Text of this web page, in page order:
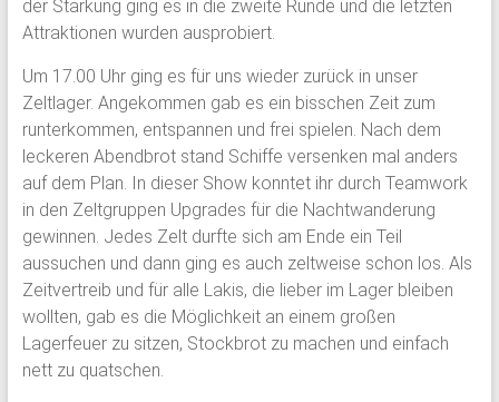
der Stärkung ging es in die zweite Runde und die letzten
Attraktionen wurden ausprobiert.
Um 17.00 Uhr ging es für uns wieder zurück in unser
Zeltlager. Angekommen gab es ein bisschen Zeit zum
runterkommen, entspannen und frei spielen. Nach dem
leckeren Abendbrot stand Schiffe versenken mal anders
auf dem Plan. In dieser Show konntet ihr durch Teamwork
in den Zeltgruppen Upgrades für die Nachtwanderung
gewinnen. Jedes Zelt durfte sich am Ende ein Teil
aussuchen und dann ging es auch zeltweise schon los. Als
Zeitvertreib und für alle Lakis, die lieber im Lager bleiben
wollten, gab es die Möglichkeit an einem großen
Lagerfeuer zu sitzen, Stockbrot zu machen und einfach
nett zu quatschen.